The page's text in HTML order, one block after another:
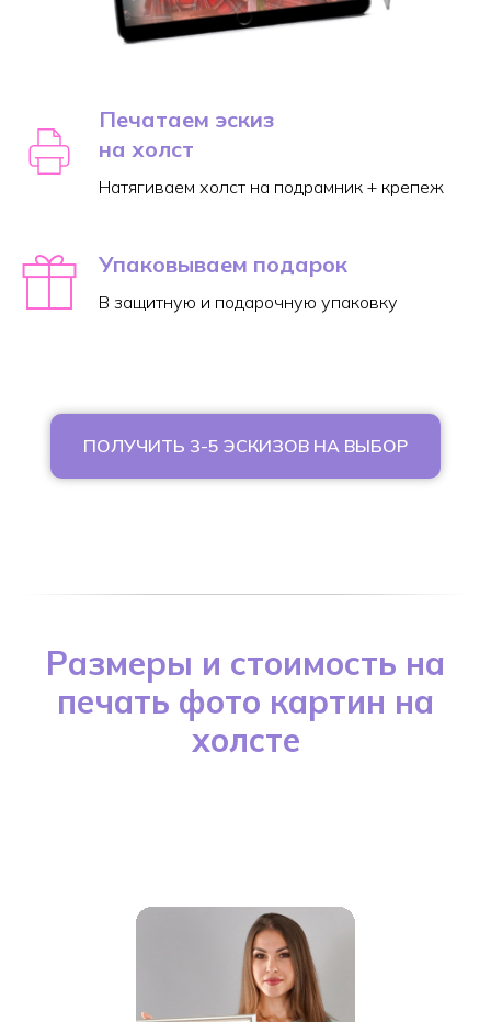
Печатаем эскиз
на холст
Натягиваем холст на подрамник + крепеж
Упаковываем подарок
В защитную и подарочную упаковку
ПОЛУЧИТЬ 3-5 ЭСКИЗОВ НА ВЫБОР
Размеры и стоимость на
печать фото картин на
холсте